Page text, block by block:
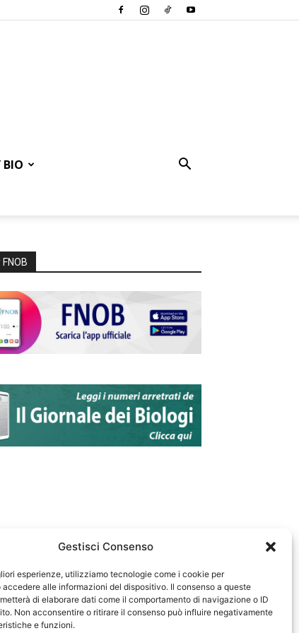
Gestisci Consenso
esperienze, utilizziamo tecnologie come i cookie per
accedere alle informazioni del dispositivo. Il consenso a queste
di elaborare dati come il comportamento di navigazione o ID
Non acconsentire o ritirare il consenso può influire negativamente
e funzioni.
BIO